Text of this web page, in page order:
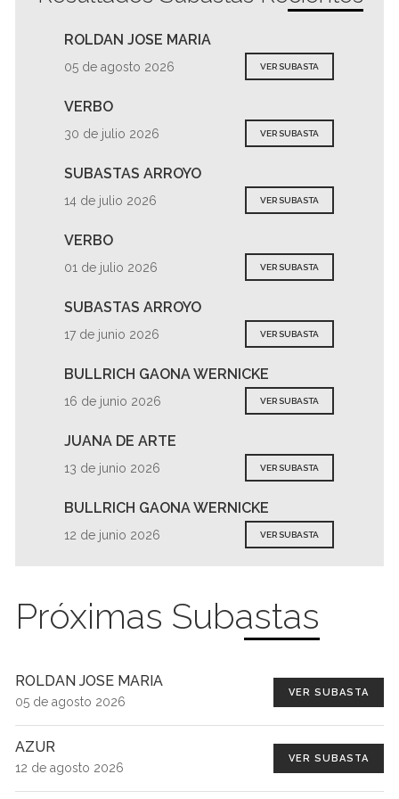
ROLDAN JOSE MARIA
05 de agosto 2026 VER SUBASTA
VERBO
30 de julio 2026 VER SUBASTA
SUBASTAS ARROYO
14 de julio 2026 VER SUBASTA
VERBO
01 de julio 2026 VER SUBASTA
SUBASTAS ARROYO
17 de junio 2026 VER SUBASTA
BULLRICH GAONA WERNICKE
16 de junio 2026 VER SUBASTA
JUANA DE ARTE
13 de junio 2026 VER SUBASTA
BULLRICH GAONA WERNICKE
12 de junio 2026 VER SUBASTA
Próximas Subastas
ROLDAN JOSE MARIA
05 de agosto 2026
VER SUBASTA
AZUR
12 de agosto 2026
VER SUBASTA